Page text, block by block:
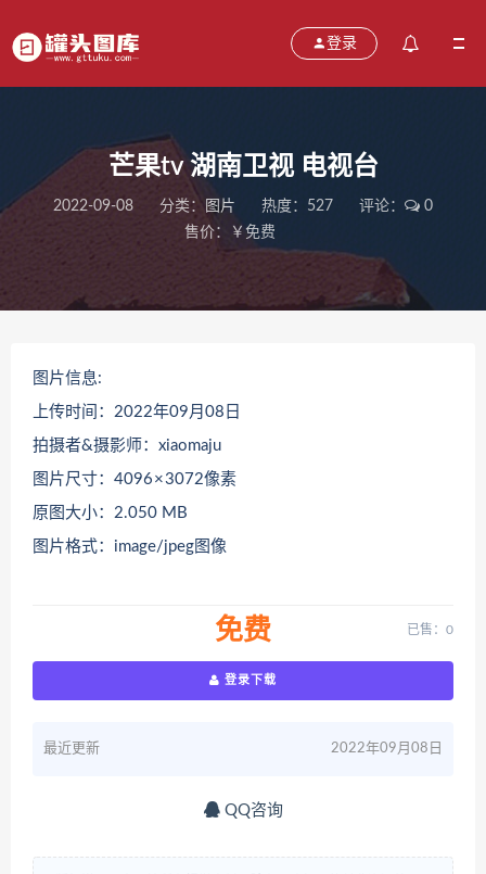
登录
芒果tv 湖南卫视 电视台
2022-09-08 分类： 图片 热度：527 评论：
0
售价：￥免费
图片信息:
上传时间：2022年09月08日
拍摄者&摄影师：xiaomaju
图片尺寸：4096 × 3072像素
原图大小：2.050 MB
图片格式：image/jpeg图像
免费 已售：0
登录下载
最近更新 2022年09月08日
QQ咨询